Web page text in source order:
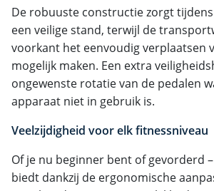
De robuuste constructie zorgt
een veilige stand, terwijl de
voorkant het eenvoudig verplaatsen
mogelijk maken. Een extra
ongewenste rotatie van de pedalen
apparaat niet in gebruik is.
Veelzijdigheid voor elk fitnessniveau
Of je nu beginner bent of gevorderd –
biedt dankzij de ergonomische